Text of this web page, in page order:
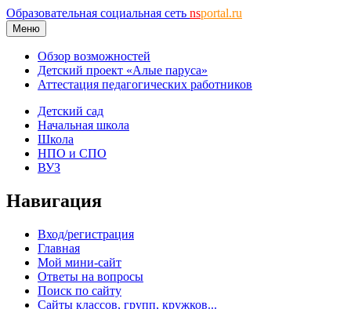
Образовательная социальная сеть nsportal.ru
Меню
Обзор возможностей
Детский проект «Алые паруса»
Аттестация педагогических работников
Детский сад
Начальная школа
Школа
НПО и СПО
ВУЗ
Навигация
Вход/регистрация
Главная
Мой мини-сайт
Ответы на вопросы
Поиск по сайту
Сайты классов, групп, кружков...